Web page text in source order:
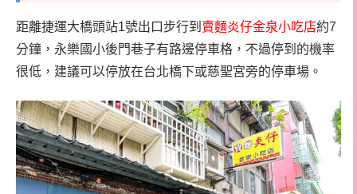
距離捷運大橋頭站1號出口步行到 賣麵炎仔金泉小吃店約7
分鐘，永樂國小後門巷子有路邊停車格，不過停到的機率
很低，建議可以停放在台北橋下或慈聖宮旁的停車場。